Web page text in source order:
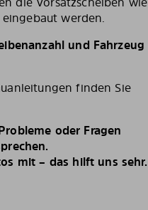
werden.
und Fahrzeug
finden Sie
oder Fragen
mit – das hilft uns sehr.